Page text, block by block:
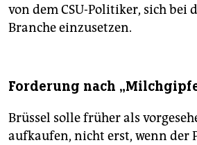
von dem CSU-Politiker, sich bei
Branche einzusetzen.
Forderung nach
Brüssel solle früher als
aufkaufen, nicht erst, wenn der